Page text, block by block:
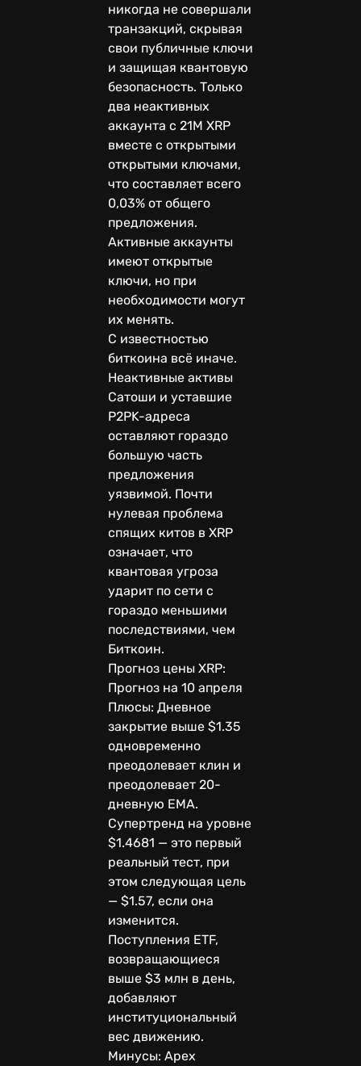
никогда не совершали
транзакций, скрывая
свои публичные ключи
и защищая квантовую
безопасность. Только
два неактивных
аккаунта с 21M XRP
вместе с открытыми
открытыми ключами,
что составляет всего
0,03% от общего
предложения.
Активные аккаунты
имеют открытые
ключи, но при
необходимости могут
их менять.
С известностью
биткоина всё иначе.
Неактивные активы
Сатоши и уставшие
P2PK-адреса
оставляют гораздо
большую часть
предложения
уязвимой. Почти
нулевая проблема
спящих китов в XRP
означает, что
квантовая угроза
ударит по сети с
гораздо меньшими
последствиями, чем
Биткоин.
Прогноз цены XRP:
Прогноз на 10 апреля
Плюсы: Дневное
закрытие выше $1.35
одновременно
преодолевает клин и
преодолевает 20-
дневную EMA.
Супертренд на уровне
$1.4681 — это первый
реальный тест, при
этом следующая цель
— $1.57, если она
изменится.
Поступления ETF,
возвращающиеся
выше $3 млн в день,
добавляют
институциональный
вес движению.
Минусы: Apex